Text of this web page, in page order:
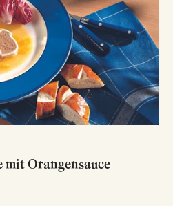
mit Orangensauce